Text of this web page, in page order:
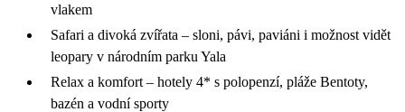
vlakem
Safari a divoká zvířata – sloni, pávi, paviáni i možnost vidět
leopary v národním parku Yala
Relax a komfort – hotely 4* s polopenzí, pláže Bentoty,
bazén a vodní sporty